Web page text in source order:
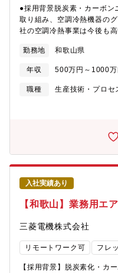
●採用背景脱炭素・カーボン
取り組み、空調冷熱機器の
社の空調冷熱事業は今後も
据えた人員増強を目的に、
す。冷熱システム製作所が
え、人々の生活を快適にし
わってみませんか？これま
す。●業務内容空調冷熱機
進）≪具体的には≫空調冷熱
として、トータルリードタ
っていただきます。担当職
提案・実行いただきながら
参画いただき、生産ライン
行・推進いただきます。●使
点とのやり取りは英語を必
ルではありません。業務で
ませんが、Excel、Word、
AccessやPowerBIの知識が
す。●組織のミッション・製
全般の企画・運営、生産体
拠点、関連取引先を含めた
勤務地 和歌山県
年収 500万円～1000万
職種
生産技術・プロセ
入社実績あり
【和歌山】業務用エ
三菱電機株式会社
リモートワーク可 フレ
【採用背景】脱炭素化・カ